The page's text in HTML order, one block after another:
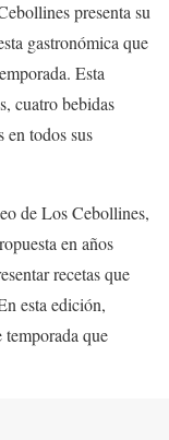
presenta su
gastronómica que
Esta
cuatro bebidas
en todos sus
de Los Cebollines,
en años
recetas que
esta edición,
que